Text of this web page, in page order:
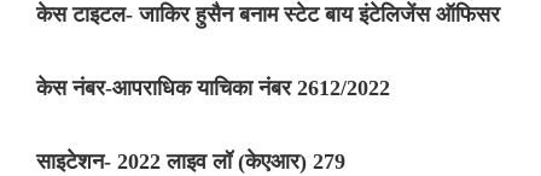
केस टाइटल- जाकिर हुसैन बनाम स्टेट बाय इंटेलिजेंस ऑफिसर
केस नंबर-आपराधिक याचिका नंबर 2612/2022
साइटेशन- 2022 लाइव लॉ (केएआर) 279